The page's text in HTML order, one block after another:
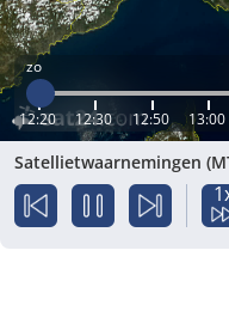
zo
12:20 12:30 12:50 13:00
Satellietwaarnemingen